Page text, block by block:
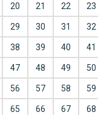
20 21 22 23
29 30 31 32
38 39 40 41
47 48 49 50
56 57 58 59
65 66 67 68